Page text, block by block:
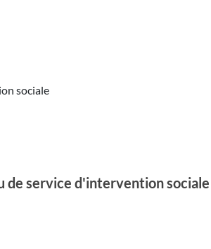
sociale
service d'intervention sociale